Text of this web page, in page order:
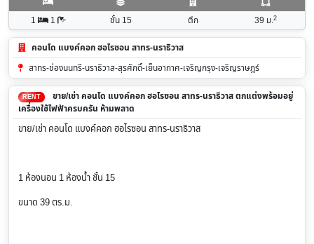
1 1 ชั้น 15 ตึก 39 ม.2
คอนโด แบงค์คอก ฮอไรซอน สาทร-นราธิวาส
สาทร-ช่องนนทรี-นราธิวาส-สุรศักดิ์-เย็นอากาศ-เจริญกรุง-เจริญราษฎร์
RENT
ขาย/เช่า คอนโด แบงค์คอก ฮอไรซอน สาทร-นราธิวาส ตกแต่งพร้อมอยู่
เครื่องใช้ไฟฟ้าครบครัน ห้ามพลาด
ขาย/เช่า คอนโด แบงค์คอก ฮอไรซอน สาทร-นราธิวาส
1 ห้องนอน 1 ห้องน้ำ ชั้น 15
ขนาด 39 ตร.ม.